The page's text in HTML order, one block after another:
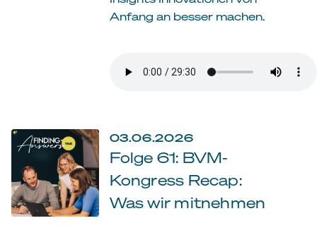
Anfang an besser machen.
03.06.2026
Folge 61: BVM-
Kongress Recap:
Was wir mitnehmen